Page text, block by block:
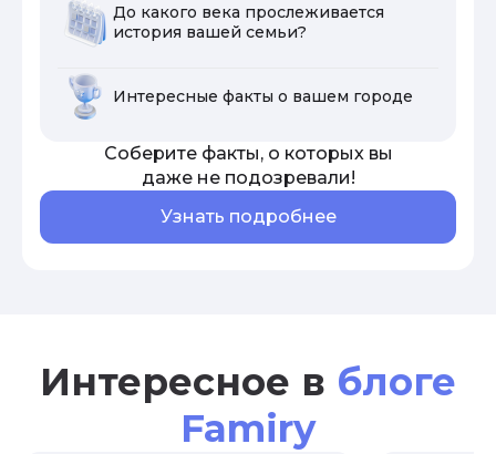
До какого века прослеживается
история вашей семьи?
Интересные факты о вашем городе
Соберите факты, о которых вы
даже не подозревали!
Узнать подробнее
Интересное в блоге
Famiry